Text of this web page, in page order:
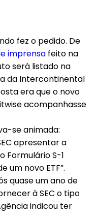
fez o pedido. De
imprensa feito na
será listado na
da Intercontinental
era que o novo
acompanhasse
se animada:
apresentar a
Formulário S-1
um novo ETF”.
quase um ano de
à SEC o tipo
indicou ter